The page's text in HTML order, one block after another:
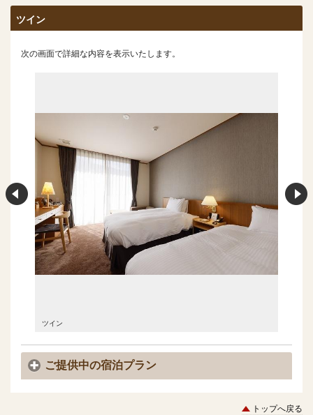
ツイン
次の画面で詳細な内容を表示いたします。
ツイン
ご提供中の宿泊プラン
トップへ戻る